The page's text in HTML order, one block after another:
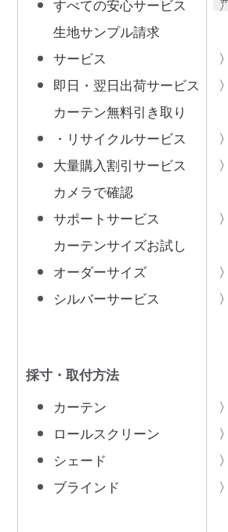
すべての安心サービス
生地サンプル請求
サービス
即日・翌日出荷サービス
カーテン無料引き取り
・リサイクルサービス
大量購入割引サービス
カメラで確認
サポートサービス
カーテンサイズお試し
オーダーサイズ
シルバーサービス
採寸・取付方法
カーテン
ロールスクリーン
シェード
ブラインド